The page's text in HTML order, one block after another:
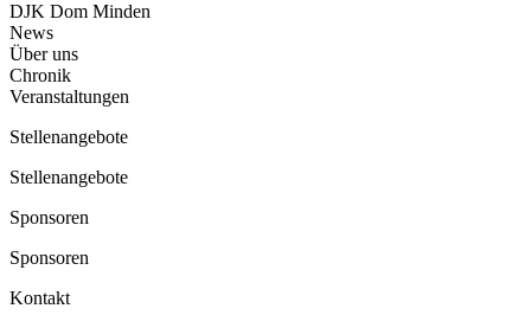
DJK Dom Minden
News
Über uns
Chronik
Veranstaltungen
Stellenangebote
Stellenangebote
Sponsoren
Sponsoren
Kontakt